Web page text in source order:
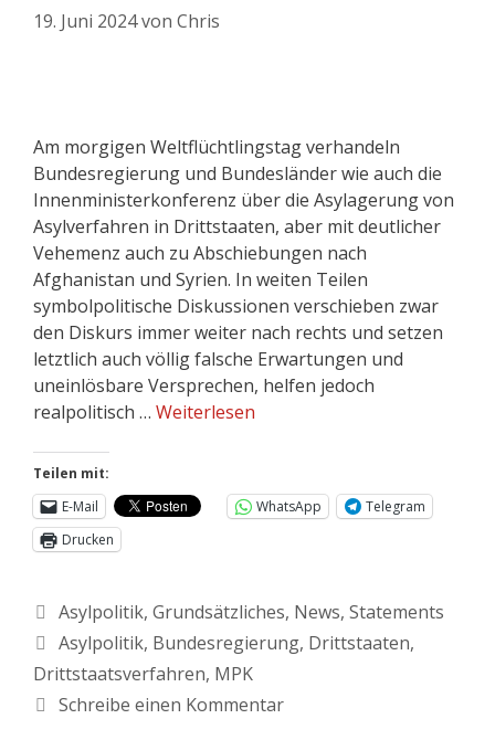
19. Juni 2024von Chris
Am morgigen Weltflüchtlingstag verhandeln
Bundesregierung und Bundesländer wie auch die
Innenministerkonferenz über die Asylagerung von
Asylverfahren in Drittstaaten, aber mit deutlicher
Vehemenz auch zu Abschiebungen nach
Afghanistan und Syrien. In weiten Teilen
symbolpolitische Diskussionen verschieben zwar
den Diskurs immer weiter nach rechts und setzen
letztlich auch völlig falsche Erwartungen und
uneinlösbare Versprechen, helfen jedoch
realpolitisch … Weiterlesen
Teilen mit:
E-Mail
WhatsApp
Telegram
Drucken
Asylpolitik, Grundsätzliches, News, Statements
Asylpolitik, Bundesregierung, Drittstaaten,
Drittstaatsverfahren, MPK
Schreibe einen Kommentar